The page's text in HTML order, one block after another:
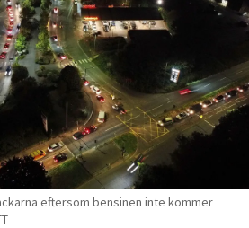
eftersom bensinen inte kommer